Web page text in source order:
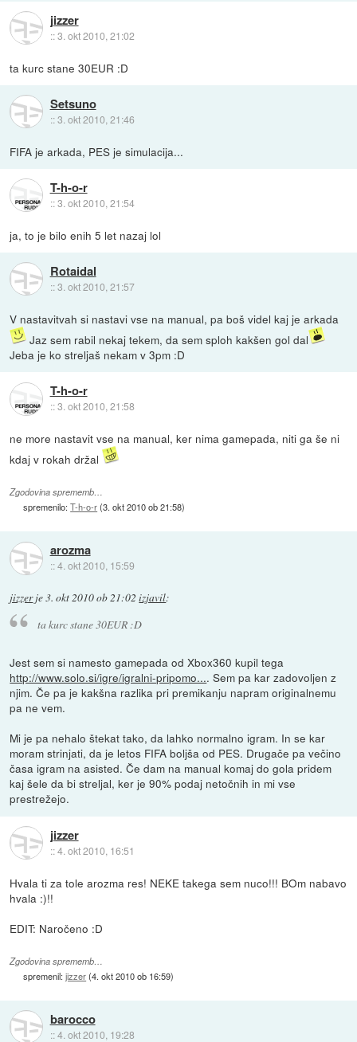
jizzer
::3. okt 2010, 21:02
ta kurc stane 30EUR :D
Setsuno
::3. okt 2010, 21:46
FIFA je arkada, PES je simulacija...
T-h-o-r
::3. okt 2010, 21:54
ja, to je bilo enih 5 let nazaj lol
Rotaidal
::3. okt 2010, 21:57
V nastavitvah si nastavi vse na manual, pa boš videl kaj je arkada
Jaz sem rabil nekaj tekem, da sem sploh kakšen gol dal
Jeba je ko streljaš nekam v 3pm :D
T-h-o-r
::3. okt 2010, 21:58
ne more nastavit vse na manual, ker nima gamepada, niti ga še ni
kdaj v rokah držal
Zgodovina sprememb…
spremenilo:T-h-o-r(3. okt 2010 ob 21:58)
arozma
::4. okt 2010, 15:59
jizzerje3. okt 2010 ob 21:02 izjavil:
ta kurc stane 30EUR :D
Jest sem si namesto gamepada od Xbox360 kupil tega
http://www.solo.si/igre/igralni-pripomo.... Sem pa kar zadovoljen z
njim. Če pa je kakšna razlika pri premikanju napram originalnemu
pa ne vem.
Mi je pa nehalo štekat tako, da lahko normalno igram. In se kar
moram strinjati, da je letos FIFA boljša od PES. Drugače pa večino
časa igram na asisted. Če dam na manual komaj do gola pridem
kaj šele da bi streljal, ker je 90% podaj netočnih in mi vse
prestrežejo.
jizzer
::4. okt 2010, 16:51
Hvala ti za tole arozma res! NEKE takega sem nuco!!! BOm nabavo
hvala :)!!
EDIT: Naročeno :D
Zgodovina sprememb…
spremenil:jizzer(4. okt 2010 ob 16:59)
barocco
::4. okt 2010, 19:28